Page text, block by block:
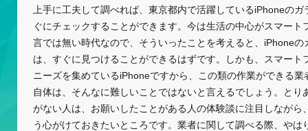
上手に工夫して調べれば、東京都内で活躍しているiPhoneの
ぐにチェックすることができます。今は生活の中心がスマート
言では無い時代なので、そういったことを考えると、iPhone
は、すぐに見つけることができるはずです。しかも、スマート
ニーズを集めているiPhoneですから、この類の作業ができる
自体は、そんなに難しいことではないと言えるでしょう。とり
がない人は、お願いしたことがある人の体験談に注目しながら
う心がけておきたいところです。業者に関して調べる際、やは